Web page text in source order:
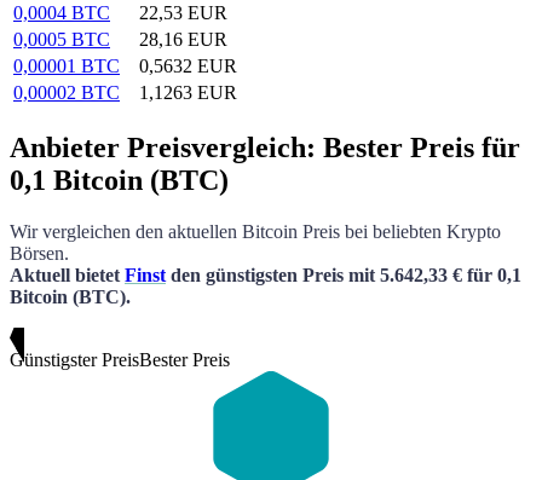
0,0004 BTC
22,53 EUR
0,0005 BTC
28,16 EUR
0,00001 BTC
0,5632 EUR
0,00002 BTC
1,1263 EUR
Anbieter Preisvergleich: Bester Preis für
0,1 Bitcoin (BTC)
Wir vergleichen den aktuellen Bitcoin Preis bei beliebten Krypto
Börsen.
Aktuell bietet Finst den günstigsten Preis mit 5.642,33 € für 0,1
Bitcoin (BTC).
Günstigster PreisBester Preis